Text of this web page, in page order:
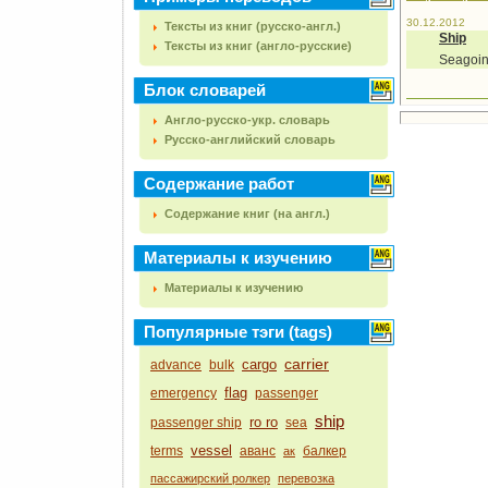
Тексты из книг (русско-англ.)
Тексты из книг (англо-русские)
Блок словарей
Англо-русско-укр. словарь
Русско-английский словарь
Содержание работ
Содержание книг (на англ.)
Материалы к изучению
Материалы к изучению
Популярные тэги (tags)
advance bulk cargo carrier
emergency flag passenger
passenger ship ro ro sea ship
terms vessel аванс ак балкер
пассажирский ролкер перевозка
30.12.2012
Ship